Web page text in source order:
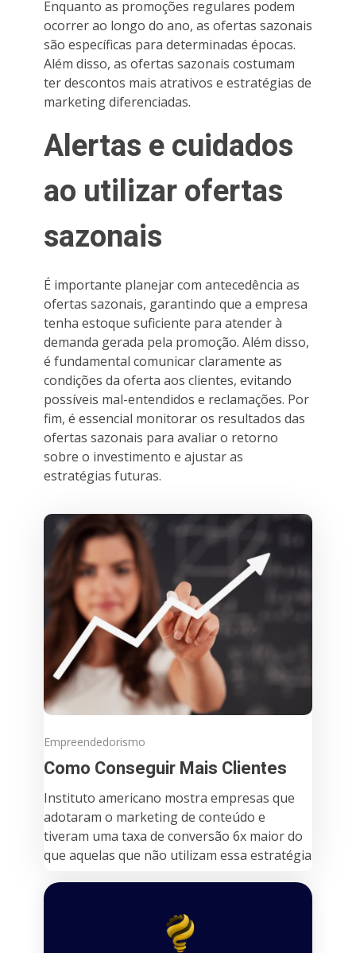
Enquanto as promoções regulares podem
ocorrer ao longo do ano, as ofertas sazonais
são específicas para determinadas épocas.
Além disso, as ofertas sazonais costumam
ter descontos mais atrativos e estratégias de
marketing diferenciadas.
Alertas e cuidados
ao utilizar ofertas
sazonais
É importante planejar com antecedência as
ofertas sazonais, garantindo que a empresa
tenha estoque suficiente para atender à
demanda gerada pela promoção. Além disso,
é fundamental comunicar claramente as
condições da oferta aos clientes, evitando
possíveis mal-entendidos e reclamações. Por
fim, é essencial monitorar os resultados das
ofertas sazonais para avaliar o retorno
sobre o investimento e ajustar as
estratégias futuras.
Empreendedorismo
Como Conseguir Mais Clientes
Instituto americano mostra empresas que
adotaram o marketing de conteúdo e
tiveram uma taxa de conversão 6x maior do
que aquelas que não utilizam essa estratégia